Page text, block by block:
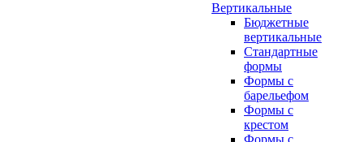
Вертикальные
Бюджетные
вертикальные
Стандартные
формы
Формы с
барельефом
Формы с
крестом
Формы с